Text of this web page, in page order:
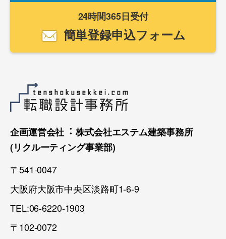
24時間365日受付
簡単登録申込フォーム
企画運営会社︓ 株式会社エステム建築事務所
(リクルーティング事業部)
〒541-0047
大阪府大阪市中央区淡路町1-6-9
TEL:06-6220-1903
〒102-0072